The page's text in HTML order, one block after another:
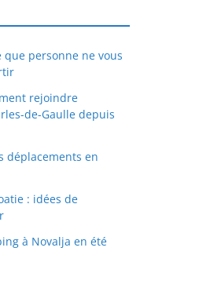
personne ne vous
rejoindre
de-Gaulle depuis
déplacements en
: idées de
à Novalja en été